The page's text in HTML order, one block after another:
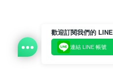
連結 LINE 帳號